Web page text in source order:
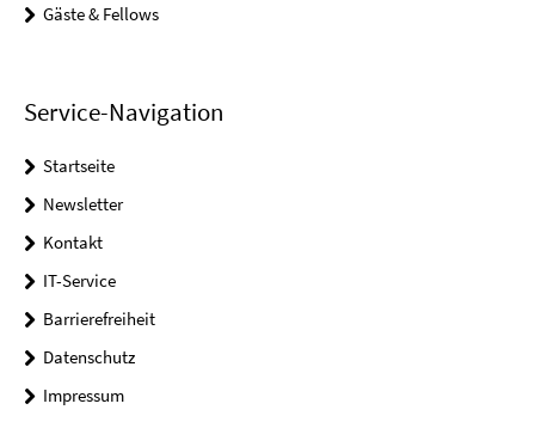
Gäste & Fellows
Service-Navigation
Startseite
Newsletter
Kontakt
IT-Service
Barrierefreiheit
Datenschutz
Impressum